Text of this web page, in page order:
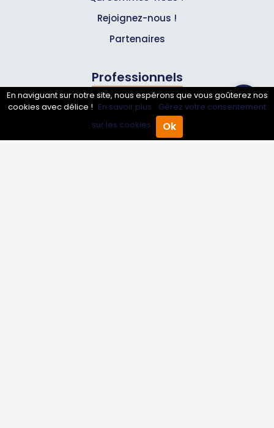
Annuaire Pro Agenda
Rejoignez-nous !
Partenaires
Professionnels
Annuaire pro
Inscrire mon entreprise
En naviguant sur notre site, nous espérons que vous goûterez nos
cookies avec délice ! En savoir plus. Gérez votre consentement
sur les cookies.
Ok